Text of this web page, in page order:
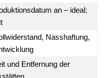
an – ideal:
Nasshaftung,
und Entfernung der